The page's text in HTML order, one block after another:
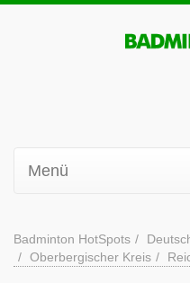
Menü
Badminton HotSpots
Oberbergischer Kreis